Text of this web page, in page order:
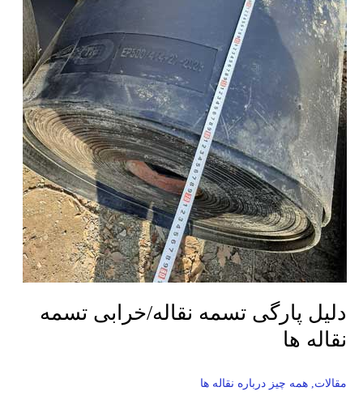
دلیل پارگی تسمه نقاله/خرابی تسمه
نقاله ها
مقالات همه چیز درباره نقاله ها
ها